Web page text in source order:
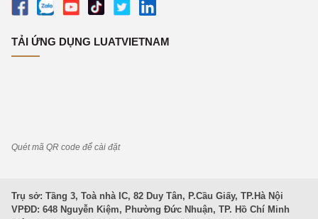
TẢI ỨNG DỤNG LUATVIETNAM
Quét mã QR code để cài đặt
Trụ sở: Tầng 3, Toà nhà IC, 82 Duy Tân, P.Cầu Giấy, TP.Hà Nội
VPĐD: 648 Nguyễn Kiệm, Phường Đức Nhuận, TP. Hồ Chí Minh